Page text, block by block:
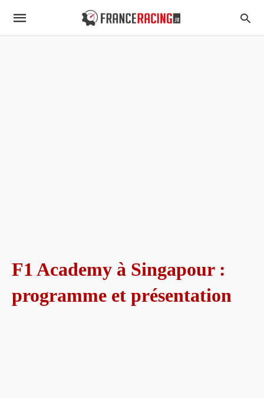
F1 Academy à Singapour :
programme et présentation